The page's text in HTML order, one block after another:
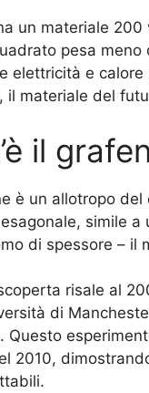
un materiale
pesa
elettricità e
il materiale del
il
è un allotropo
simile a
di spessore – il
risale al
di
Questo
2010,